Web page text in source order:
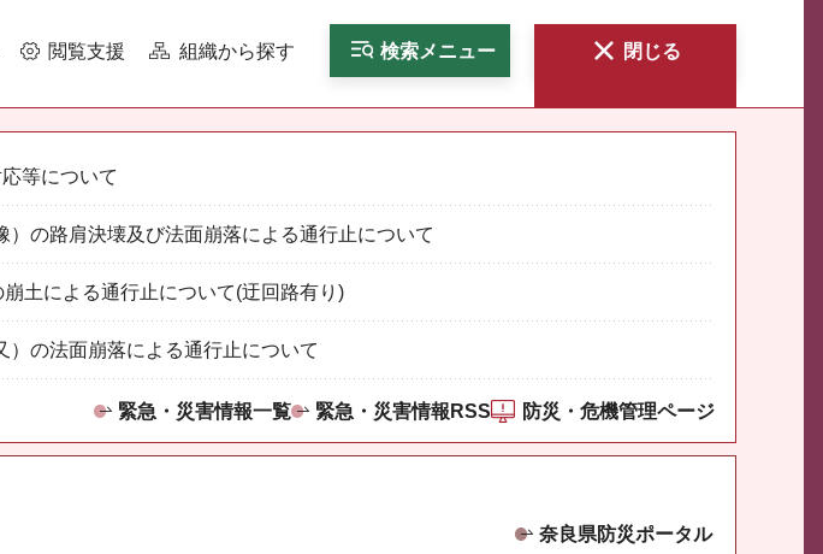
閲覧支援 組織から探す 検索メニュー 閉じる
等について
）の路肩決壊及び法面崩落による通行止について
土による通行止について(迂回路有り)
）の法面崩落による通行止について
緊急・災害情報一覧 緊急・災害情報RSS 防災・危機管理ページ
奈良県防災ポータル